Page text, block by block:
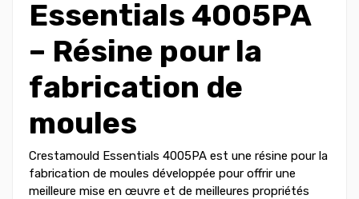
Essentials 4005PA
– Résine pour la
fabrication de
moules
Crestamould Essentials 4005PA est une résine pour la
fabrication de moules développée pour offrir une
meilleure mise en œuvre et de meilleures propriétés